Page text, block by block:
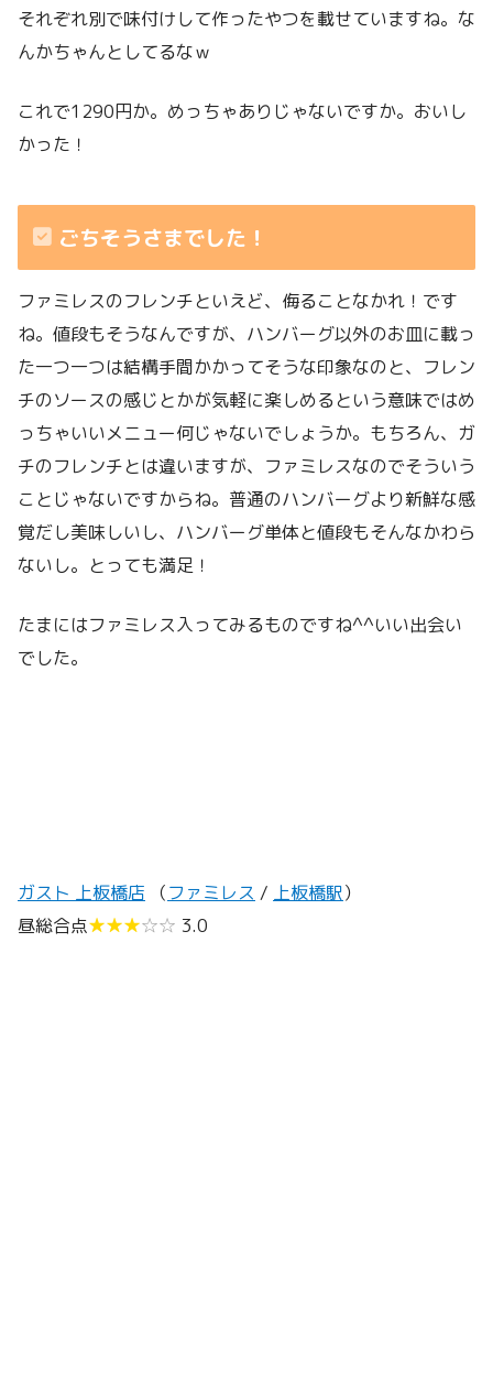
それぞれ別で味付けして作ったやつを載せていますね。な
んかちゃんとしてるなｗ
これで1290円か。めっちゃありじゃないですか。おいし
かった！
ごちそうさまでした！
ファミレスのフレンチといえど、侮ることなかれ！です
ね。値段もそうなんですが、ハンバーグ以外のお皿に載っ
た一つ一つは結構手間かかってそうな印象なのと、フレン
チのソースの感じとかが気軽に楽しめるという意味ではめ
っちゃいいメニュー何じゃないでしょうか。もちろん、ガ
チのフレンチとは違いますが、ファミレスなのでそういう
ことじゃないですからね。普通のハンバーグより新鮮な感
覚だし美味しいし、ハンバーグ単体と値段もそんなかわら
ないし。とっても満足！
たまにはファミレス入ってみるものですね^^いい出会い
でした。
ガスト 上板橋店 （ファミレス / 上板橋駅）
昼総合点★★★☆☆ 3.0